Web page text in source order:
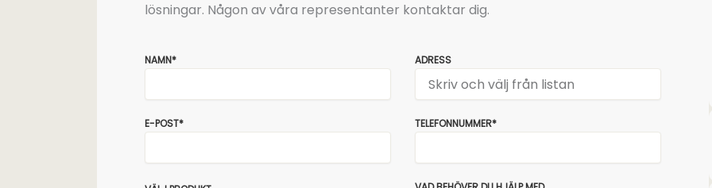
lösningar. Någon av våra representanter kontaktar dig.
NAMN* ADRESS
E-POST* TELEFONNUMMER*